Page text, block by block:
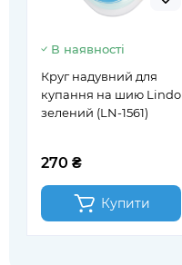
В наявності
Круг надувний для
купання на шию Lindo
зелений (LN-1561)
270 ₴
Купити